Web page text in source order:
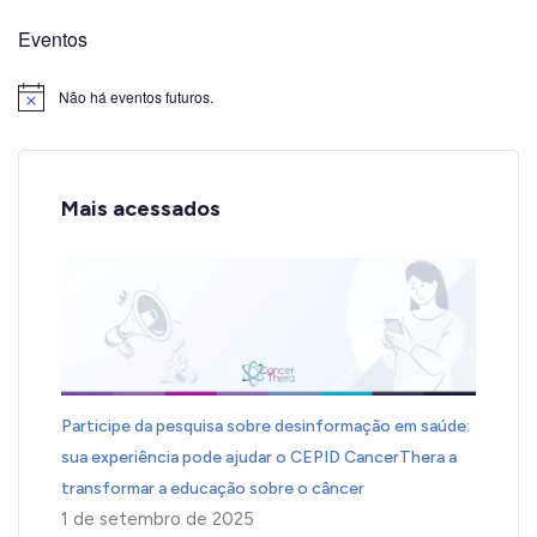
Eventos
Notice Não há eventos futuros.
Mais acessados
Participe da pesquisa sobre desinformação em saúde:
sua experiência pode ajudar o CEPID CancerThera a
transformar a educação sobre o câncer
1 de setembro de 2025